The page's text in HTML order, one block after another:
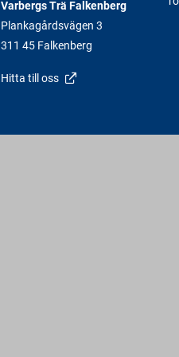
Varbergs Trä Falkenberg
Plankagårdsvägen 3
311 45 Falkenberg
Hitta till oss